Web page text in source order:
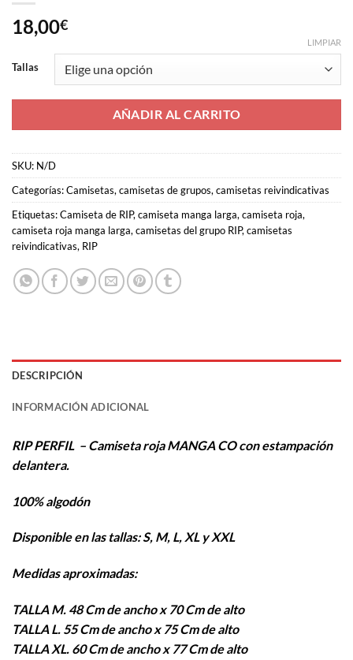
18,00€
Tallas
LIMPIAR
AÑADIR AL CARRITO
SKU: N/D
Categorías:Camisetas, camisetas de grupos, camisetas reivindicativas
Etiquetas:Camiseta de RIP, camiseta manga larga, camiseta roja,
camiseta roja manga larga, camisetas del grupo RIP, camisetas
reivindicativas, RIP
DESCRIPCIÓN
INFORMACIÓN ADICIONAL
RIP PERFIL – Camiseta roja MANGA CO con estampación
delantera.
100% algodón
Disponible en las tallas: S, M, L, XL y XXL
Medidas aproximadas:
TALLA M. 48 Cm de ancho x 70 Cm de alto
TALLA L. 55 Cm de ancho x 75 Cm de alto
TALLA XL. 60 Cm de ancho x 77 Cm de alto